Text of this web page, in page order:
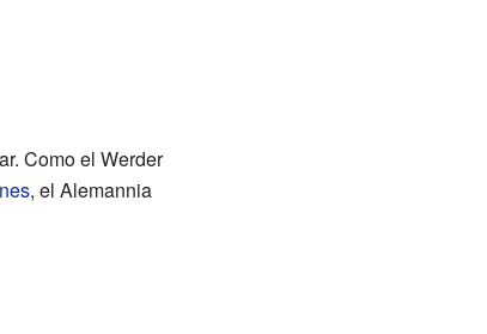
Como el Werder
, el Alemannia